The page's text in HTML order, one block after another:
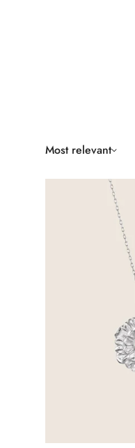
Most relevant